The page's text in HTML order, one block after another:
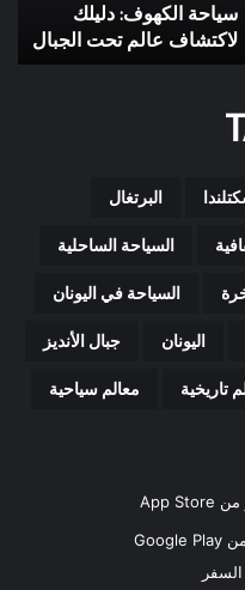
الجبال
سياحة الكهوف: دليلك
لاكتشاف عالم تحت الجبال
البرتغال
السياحة الساحلية
السياحة في اليونان
اليونان جبال الأنديز
تاريخية معالم سياحية